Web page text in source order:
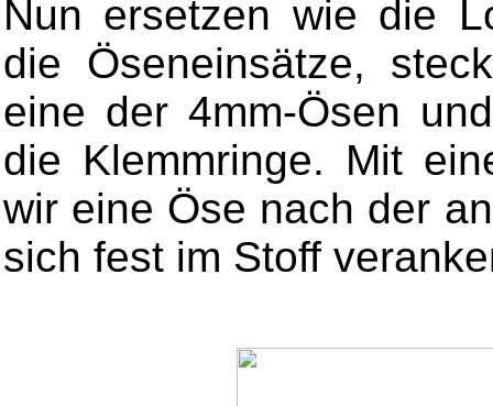
Nun ersetzen wie die
die Öseneinsätze,
eine der 4mm-Ösen
die Klemmringe. Mit
wir eine Öse nach der
sich fest im Stoff